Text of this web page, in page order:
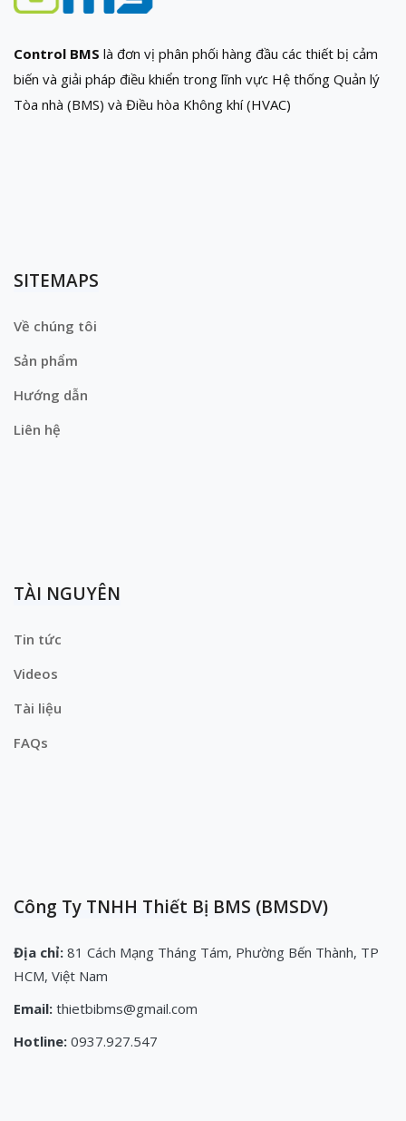
Control BMS là đơn vị phân phối hàng đầu các thiết bị cảm
biến và giải pháp điều khiển trong lĩnh vực Hệ thống Quản lý
Tòa nhà (BMS) và Điều hòa Không khí (HVAC)
SITEMAPS
Về chúng tôi
Sản phẩm
Hướng dẫn
Liên hệ
TÀI NGUYÊN
Tin tức
Videos
Tài liệu
FAQs
Công Ty TNHH Thiết Bị BMS (BMSDV)
Địa chỉ: 81 Cách Mạng Tháng Tám, Phường Bến Thành, TP
HCM, Việt Nam
Email: thietbibms@gmail.com
Hotline: 0937.927.547